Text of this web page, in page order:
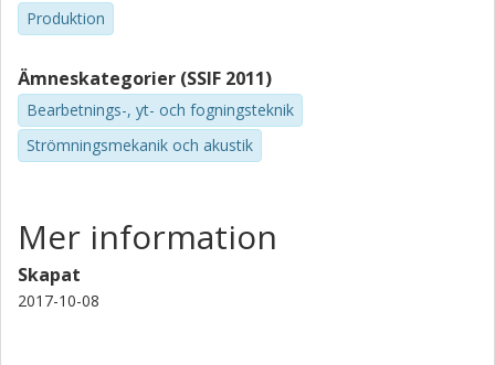
Produktion
Ämneskategorier (SSIF 2011)
Bearbetnings-, yt- och fogningsteknik
Strömningsmekanik och akustik
Mer information
Skapat
2017-10-08